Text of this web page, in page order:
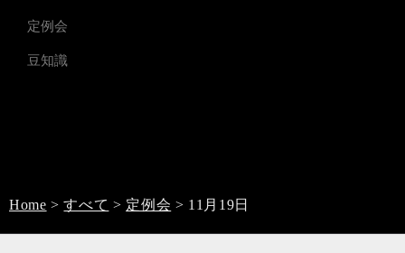
定例会
豆知識
Home >すべて > 定例会 > 11月19日